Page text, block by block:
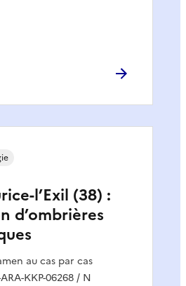
l’Exil (38) :
d’ombrières
au cas par cas
KKP-06268 / N